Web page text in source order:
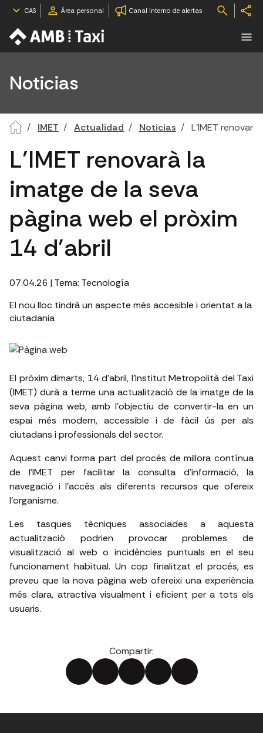
CAS Área personal Canal interno de alertas
Noticias
IMET Actualidad Noticias L’IMET
L’IMET renovarà la
imatge de la seva
pàgina web el pròxim
14 d’abril
07.04.26 | Tema: Tecnología
El nou lloc tindrà un aspecte més accesible i orientat a la
ciutadania
El pròxim dimarts, 14 d’abril, l’Institut Metropolità del Taxi
(IMET) durà a terme una actualització de la imatge de la
seva pàgina web, amb l’objectiu de convertir-la en un
espai més modern, accessible i de fàcil ús per als
ciutadans i professionals del sector.
Aquest canvi forma part del procés de millora contínua
de l’IMET per facilitar la consulta d’informació, la
navegació i l’accés als diferents recursos que ofereix
l’organisme.
Les tasques tècniques associades a aquesta
actualització podrien provocar problemes de
visualització al web o incidències puntuals en el seu
funcionament habitual. Un cop finalitzat el procés, es
preveu que la nova pàgina web ofereixi una experiència
més clara, atractiva visualment i eficient per a tots els
usuaris.
Compartir: